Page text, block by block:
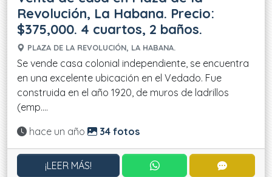
Revolución, La Habana. Precio:
$375,000. 4 cuartos, 2 baños.
PLAZA DE LA REVOLUCIÓN, LA HABANA.
Se vende casa colonial independiente, se encuentra
en una excelente ubicación en el Vedado. Fue
construida en el año 1920, de muros de ladrillos
(emp....
Actualizado:
hace un año 34 fotos
¡LEER MÁS! CONTACTAR POR